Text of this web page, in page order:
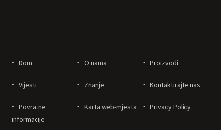
Dom O nama Proizvodi
Vijesti Znanje Kontaktirajte nas
Povratne
informacije
Karta web-mjesta Privacy Policy